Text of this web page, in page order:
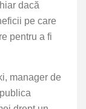
dacă
pe care
pentru a fi
manager de